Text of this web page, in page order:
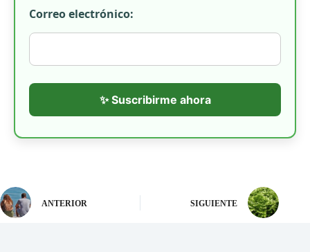
Correo electrónico:
✨ Suscribirme ahora
ANTERIOR SIGUIENTE